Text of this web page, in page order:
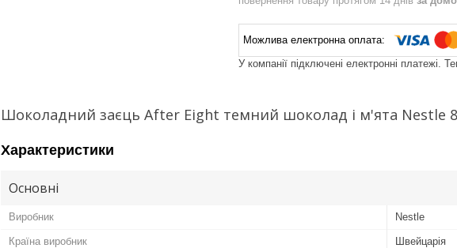
У компанії підключені електронні платежі.
Шоколадний заєць After Eight темний шоколад і м'ята Nestle
Характеристики
Основні
Виробник Nestle
Країна виробник Швейцарія